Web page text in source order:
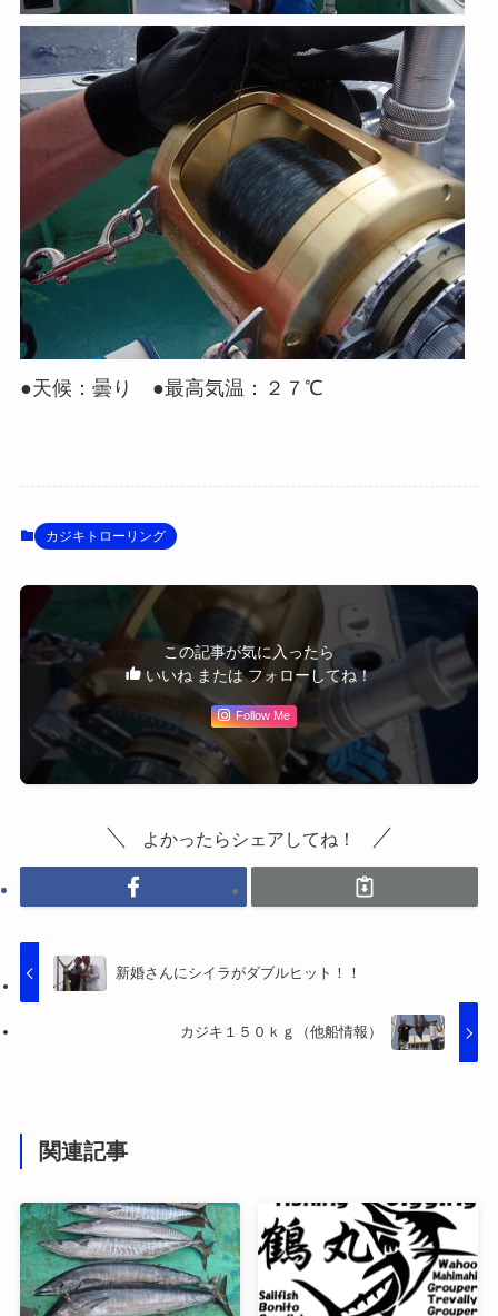
●天候：曇り ●最高気温：２７℃
カジキトローリング
この記事が気に入ったら
いいね または フォローしてね！
Follow Me
よかったらシェアしてね！
新婚さんにシイラがダブルヒット！！
カジキ１５０ｋｇ（他船情報）
関連記事